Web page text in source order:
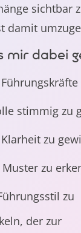
sichtbar
damit
mir dabei
stimmig zu
zu
zu
zu
der zur